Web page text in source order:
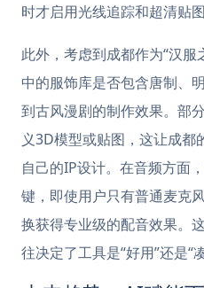
时才启用光线追踪和超清贴图
此外，考虑到成都作为“汉
中的服饰库是否包含唐制、
到古风漫剧的制作效果。部
义3D模型或贴图，这让成
自己的IP设计。在音频方面
键，即使用户只有普通麦克
换获得专业级的配音效果。
往决定了工具是“好用”还是“凑